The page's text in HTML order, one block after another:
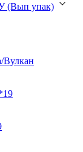
(Вып упак)